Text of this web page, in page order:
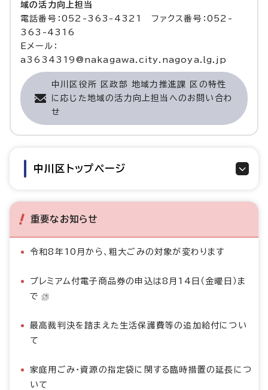
域の活力向上担当
電話番号：052-363-4321 ファクス番号：052-
363-4316
Eメール：
a3634319@nakagawa.city.nagoya.lg.jp
中川区役所 区政部 地域力推進課 区の特性
に応じた地域の活力向上担当へのお問い合わ
せ
中川区トップページ
重要なお知らせ
令和8年10月から、粗大ごみの対象が変わります
プレミアム付電子商品券の申込は8月14日（金曜日）ま
で
最高裁判決を踏まえた生活保護費等の追加給付につい
て
家庭用ごみ・資源の指定袋に関する臨時措置の延長につ
いて